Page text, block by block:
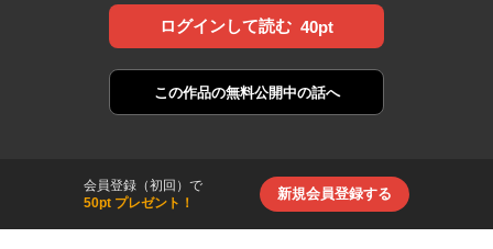
ログインして読む 40pt
この作品の無料公開中の話へ
会員登録（初回）で
50pt プレゼント！
新規会員登録する